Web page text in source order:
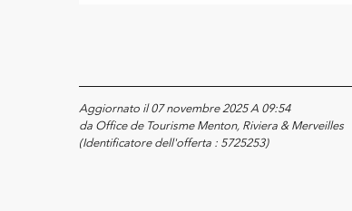
Aggiornato il 07 novembre 2025 A 09:54
da Office de Tourisme Menton, Riviera & Merveilles
(Identificatore dell'offerta : 5725253)